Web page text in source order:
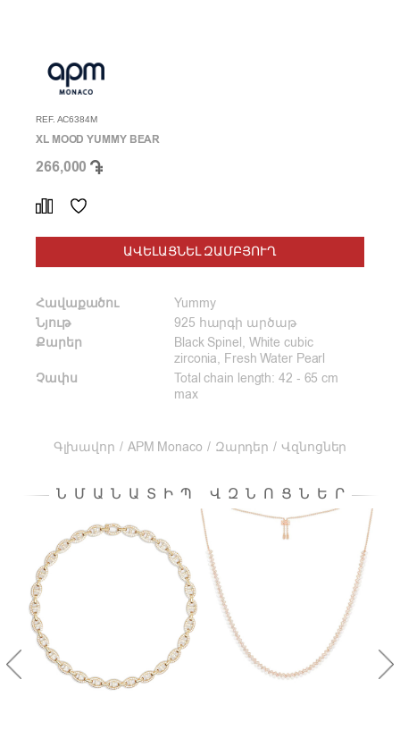
REF. AC6384M
XL MOOD YUMMY BEAR
266,000
ԱՎԵԼԱՑՆԵԼ ԶԱՄԲՅՈՒՂ
Հավաքածու
Yummy
Նյութ
925 հարգի արծաթ
Քարեր
Black Spinel, White cubic
zirconia, Fresh Water Pearl
Չափս
Total chain length: 42 - 65 cm
max
Գլխավոր / APM Monaco / Զարդեր / Վզնոցներ
ՆՄԱՆԱՏԻՊ ՎԶՆՈՑՆԵՐ